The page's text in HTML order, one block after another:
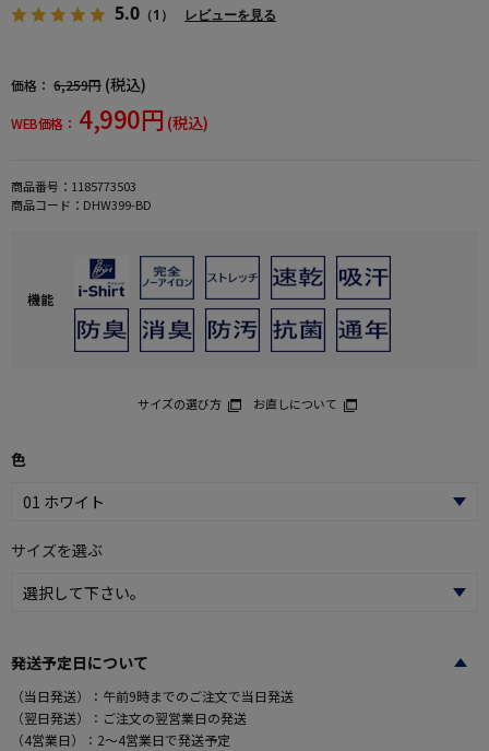
5.0 （1） レビューを見る
価格： 6,259円 (税込)
WEB価格： 4,990円 (税込)
商品番号： 1185773503
商品コード： DHW399-BD
機能
サイズの選び方 お直しについて
色
サイズを選ぶ
発送予定日について
（当日発送）：午前9時までのご注文で当日発送
（翌日発送）：ご注文の翌営業日の発送
（4営業日）：2～4営業日で発送予定